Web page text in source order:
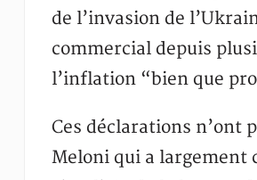
de l’invasion de
commercial depuis
l’inflation “bien que
Ces déclarations n’ont
Meloni qui a largement